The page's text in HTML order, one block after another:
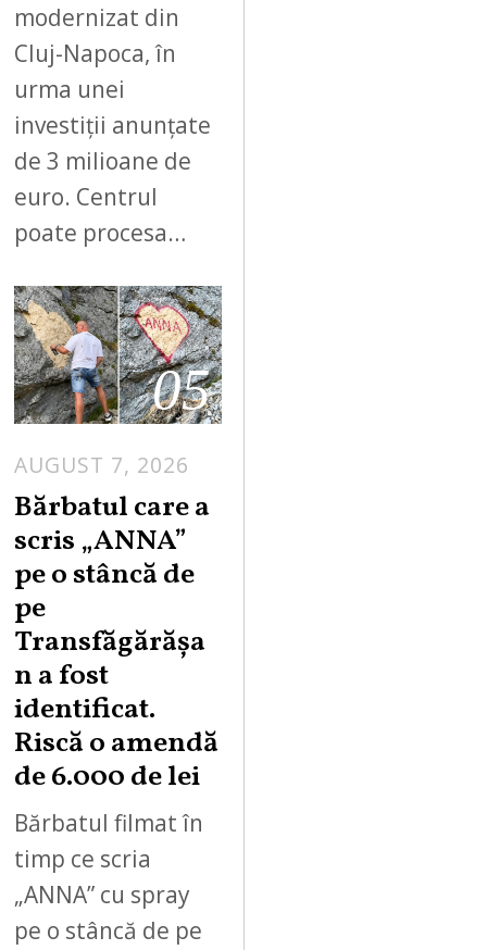
modernizat din
Cluj-Napoca, în
urma unei
investiții anunțate
de 3 milioane de
euro. Centrul
poate procesa…
05
AUGUST 7, 2026
Bărbatul care a
scris „ANNA”
pe o stâncă de
pe
Transfăgărășa
n a fost
identificat.
Riscă o amendă
de 6.000 de lei
Bărbatul filmat în
timp ce scria
„ANNA” cu spray
pe o stâncă de pe